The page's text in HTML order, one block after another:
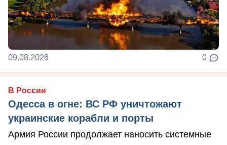
09.08.2026 0
В России
Одесса в огне: ВС РФ уничтожают
украинские корабли и порты
Армия России продолжает наносить системные